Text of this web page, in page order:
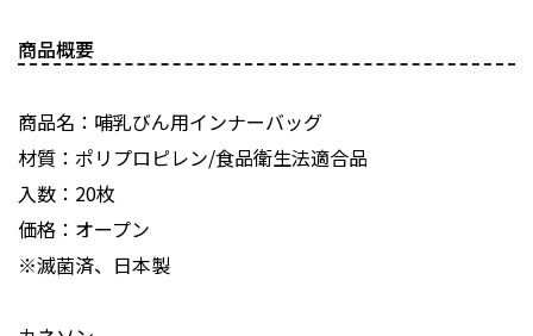
商品概要
商品名：哺乳びん用インナーバッグ
材質：ポリプロピレン/食品衛生法適合品
入数：20枚
価格：オープン
※滅菌済、日本製